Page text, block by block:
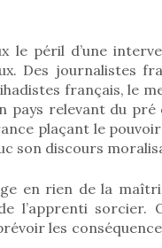
le péril d’une
Des journalistes
français, le
pays relevant du pré
plaçant le
son discours
en rien de la
l’apprenti sorcier.
les